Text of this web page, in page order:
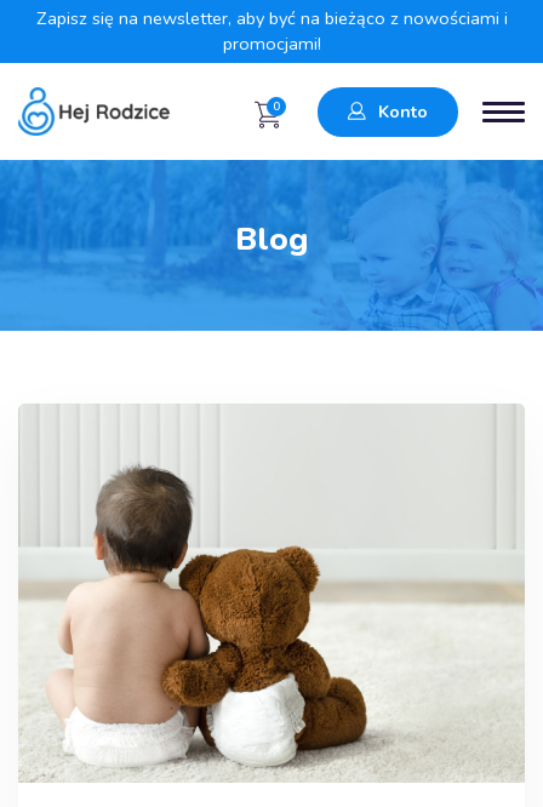
Zapisz się na newsletter, aby być na bieżąco z nowościami i
promocjami!
0 Konto
Blog